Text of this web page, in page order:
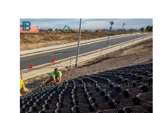
cho Sử dụng Ngoài trời
Thiết kế Mô hình 3D PP